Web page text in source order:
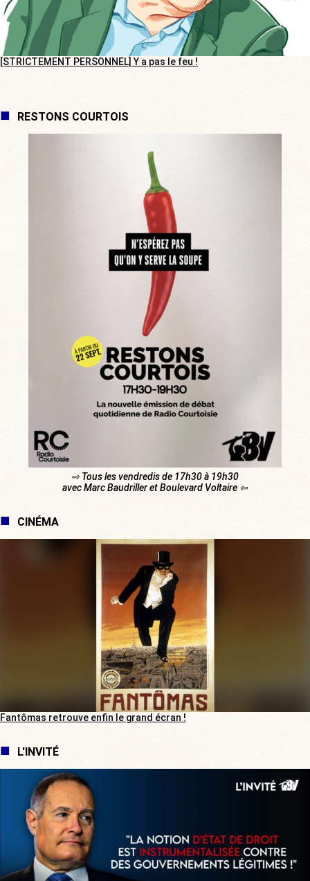
[STRICTEMENT PERSONNEL] Y a pas le feu !
RESTONS COURTOIS
⇨ Tous les vendredis de 17h30 à 19h30
avec Marc Baudriller et Boulevard Voltaire ⇦
CINÉMA
Fantômas retrouve enfin le grand écran !
L'INVITÉ